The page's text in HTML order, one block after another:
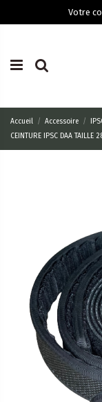
Votre
Accueil Accessoire
CEINTURE IPSC DAA TAILLE